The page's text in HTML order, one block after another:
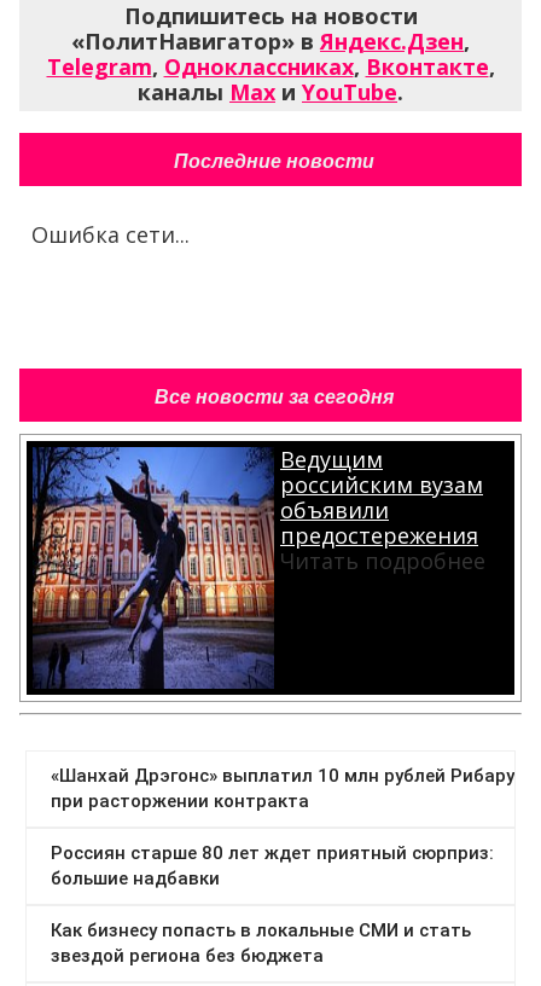
Подпишитесь на новости
«ПолитНавигатор» вЯндекс.Дзен,
Telegram, Одноклассниках, Вконтакте,
каналы Max и YouTube.
Последние новости
Ошибка сети...
Все новости за сегодня
Ведущим
российским вузам
объявили
предостережения
Читать подробнее